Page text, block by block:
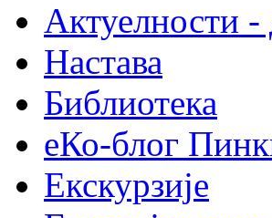
Актуелности
Настава
Библиотека
еКо-блог
Екскурзије